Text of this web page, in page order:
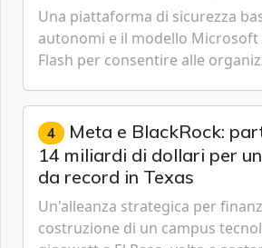
Una piattaforma di sicurezza
autonomi e il modello Microsoft
Flash per consentire alle
gestione continua del rischio.
4 Meta e BlackRock:
14 miliardi di dollari per
da record in Texas
Un'alleanza strategica per
costruzione di un campus